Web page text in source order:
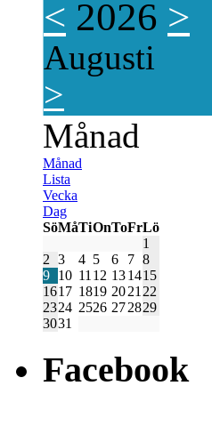
< 2026 >
Augusti
>
Månad
Månad
Lista
Vecka
Dag
SöMåTiOnToFrLö
1
2 3 4 5 6 7 8
9 10 11 12 131415
1617 1819 2021 22
2324 2526 272829
3031
Facebook